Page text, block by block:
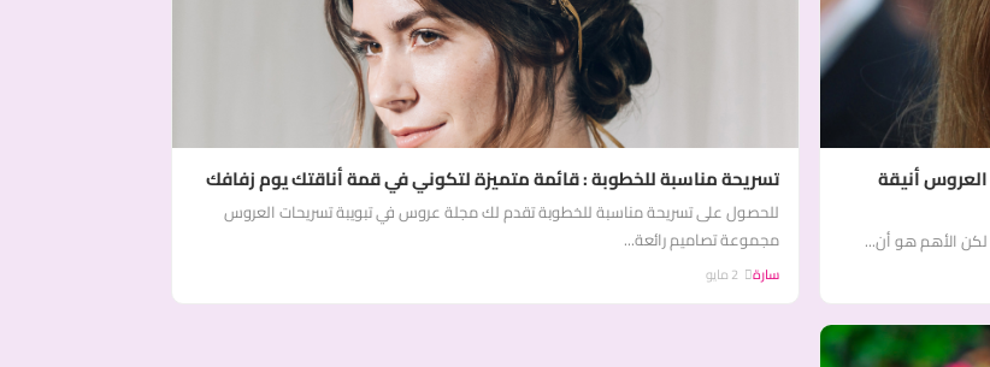
أنيقة
لكن الأهم هو أن...
تسريحة مناسبة للخطوبة : قائمة متميزة لتكوني في قمة أناقتك يوم زفافك
للحصول على تسريحة مناسبة للخطوبة تقدم لك مجلة عروس في تبويبة تسريحات العروس
مجموعة تصاميم رائعة...
سارة